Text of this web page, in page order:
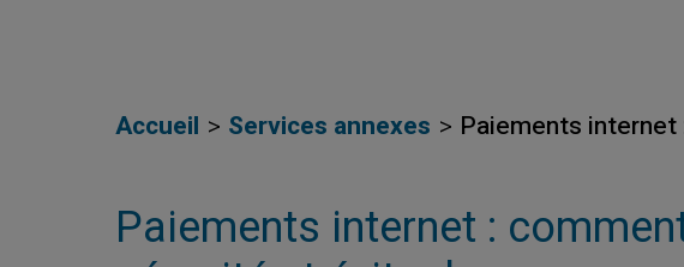
Accueil Services annexes Paiements
Paiements internet :